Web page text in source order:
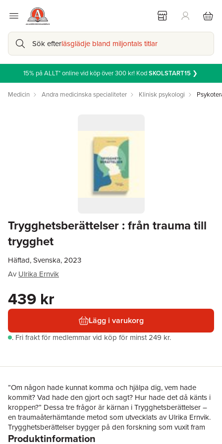
Sök efterläsglädje bland miljontals titlar
15% på ALLT* online vid köp över 300 kr! KodSKOLSTART15❯
Medicin Andra medicinska specialiteter Klinisk psykologi
Trygghetsberättelser : från trauma till
trygghet
Häftad, Svenska, 2023
Av Ulrika Ernvik
439 kr
Lägg i varukorg
. Fri frakt för medlemmar vid köp för minst 249 kr.
”Om någon hade kunnat komma och hjälpa dig, vem hade
kommit? Vad hade den gjort och sagt? Hur hade det då känts i
kroppen?” Dessa tre frågor är kärnan i Trygghetsberättelser –
en traumaåterhämtande metod som utvecklats av Ulrika Ernvik.
Trygghetsberättelser bygger på den forskning som vuxit fram
under de senaste trettio åren inom framför allt interpersonell
Produktinformation